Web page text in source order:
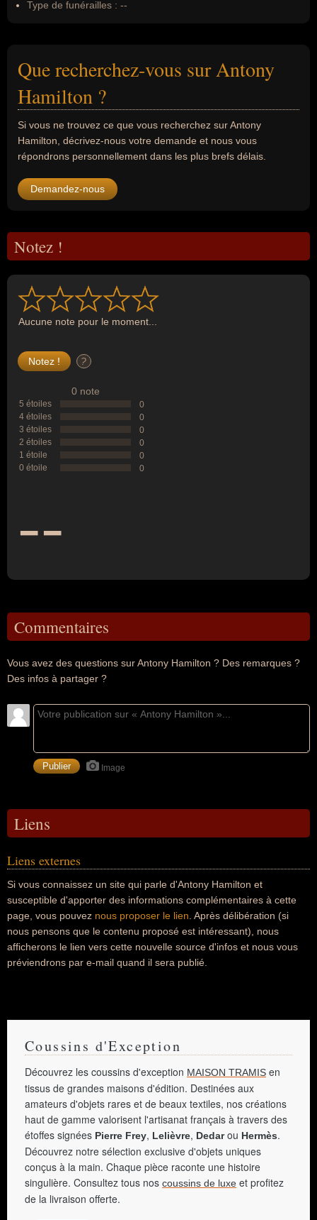
Type de funérailles : --
Que recherchez-vous sur Antony
Hamilton ?
Si vous ne trouvez ce que vous recherchez sur Antony
Hamilton, décrivez-nous votre demande et nous vous
répondrons personnellement dans les plus brefs délais.
Demandez-nous
Notez !
Aucune note pour le moment...
?
0 note
5 étoiles
0
4 étoiles
0
3 étoiles
0
2 étoiles
0
1 étoile
0
0 étoile
0
--
Commentaires
Vous avez des questions sur Antony Hamilton ? Des remarques ?
Des infos à partager ?
Image
Liens
Liens externes
Si vous connaissez un site qui parle d'Antony Hamilton et
susceptible d'apporter des informations complémentaires à cette
page, vous pouvez nous proposer le lien . Après délibération (si
nous pensons que le contenu proposé est intéressant), nous
afficherons le lien vers cette nouvelle source d'infos et nous vous
préviendrons par e-mail quand il sera publié.
Coussins d'Exception
Découvrez les coussins d'exception MAISON TRAMIS en
tissus de grandes maisons d'édition. Destinées aux
amateurs d'objets rares et de beaux textiles, nos créations
haut de gamme valorisent l'artisanat français à travers des
étoffes signées Pierre Frey, Lelièvre, Dedarou Hermès.
Découvrez notre sélection exclusive d'objets uniques
conçus à la main. Chaque pièce raconte une histoire
singulière. Consultez tous nos coussins de luxe et profitez
de la livraison offerte.